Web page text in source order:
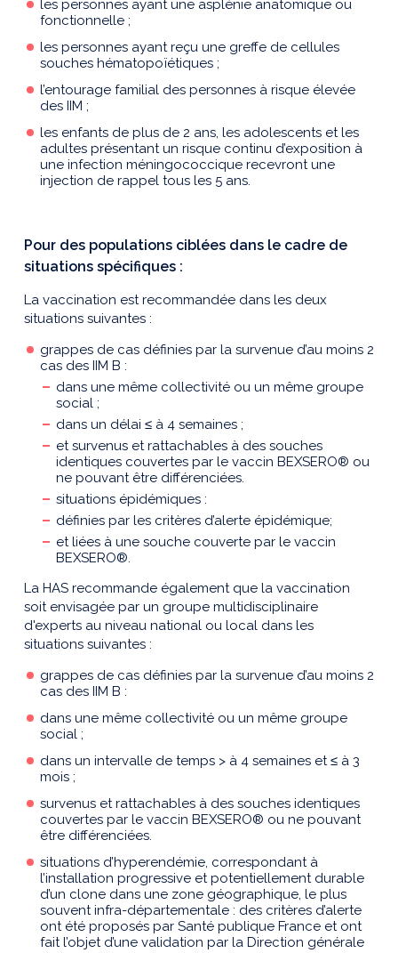
les personnes ayant une asplénie anatomique ou
fonctionnelle ;
les personnes ayant reçu une greffe de cellules
souches hématopoïétiques ;
l’entourage familial des personnes à risque élevée
des IIM ;
les enfants de plus de 2 ans, les adolescents et les
adultes présentant un risque continu d’exposition à
une infection méningococcique recevront une
injection de rappel tous les 5 ans.
Pour des populations ciblées dans le cadre de
situations spécifiques :
La vaccination est recommandée dans les deux
situations suivantes :
grappes de cas définies par la survenue d’au moins 2
cas des IIM B :
dans une même collectivité ou un même groupe
social ;
dans un délai ≤ à 4 semaines ;
et survenus et rattachables à des souches
identiques couvertes par le vaccin BEXSERO® ou
ne pouvant être différenciées.
situations épidémiques :
définies par les critères d’alerte épidémique;
et liées à une souche couverte par le vaccin
BEXSERO®.
La HAS recommande également que la vaccination
soit envisagée par un groupe multidisciplinaire
d'experts au niveau national ou local dans les
situations suivantes :
grappes de cas définies par la survenue d’au moins 2
cas des IIM B :
dans une même collectivité ou un même groupe
social ;
dans un intervalle de temps > à 4 semaines et ≤ à 3
mois ;
survenus et rattachables à des souches identiques
couvertes par le vaccin BEXSERO® ou ne pouvant
être différenciées.
situations d’hyperendémie, correspondant à
l’installation progressive et potentiellement durable
d’un clone dans une zone géographique, le plus
souvent infra-départementale : des critères d’alerte
ont été proposés par Santé publique France et ont
fait l’objet d’une validation par la Direction générale